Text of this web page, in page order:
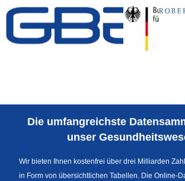
Zum Inhalt
Sprachumschaltung
Die umfangreichste
unser
Wir bieten Ihnen kostenfrei über drei Milliarden
in Form von übersichtlichen Tabellen. Die Online-